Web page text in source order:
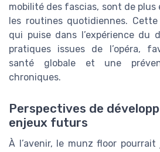
mobilité des fascias, sont de
les routines quotidiennes.
qui puise dans l’expérience du
pratiques issues de l’opéra,
santé globale et une
chroniques.
Perspectives de
enjeux futurs
À l’avenir, le munz floor